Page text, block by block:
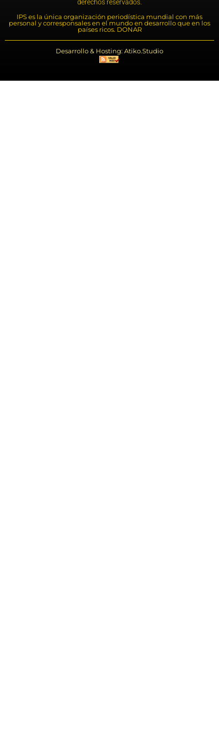
derechos reservados.
IPS es la única organización periodística mundial con más
personal y corresponsales en el mundo en desarrollo que en los
países ricos. DONAR
Desarrollo & Hosting: Atiko.Studio